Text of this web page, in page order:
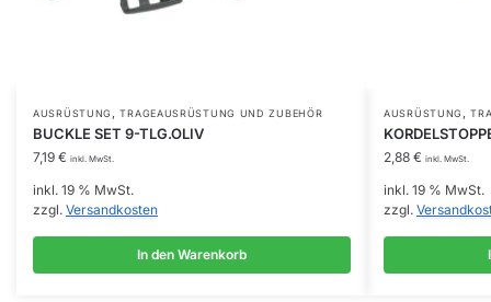
AUSRÜSTUNG,TRAGEAUSRÜSTUNG UND ZUBEHÖR
BUCKLE SET 9-TLG.OLIV
7,19 € inkl. MwSt.
inkl. 19 % MwSt.
zzgl. Versandkosten
In den Warenkorb
AUSRÜSTUNG,
2,88 € inkl. MwSt.
inkl. 19 % MwSt.
zzgl.